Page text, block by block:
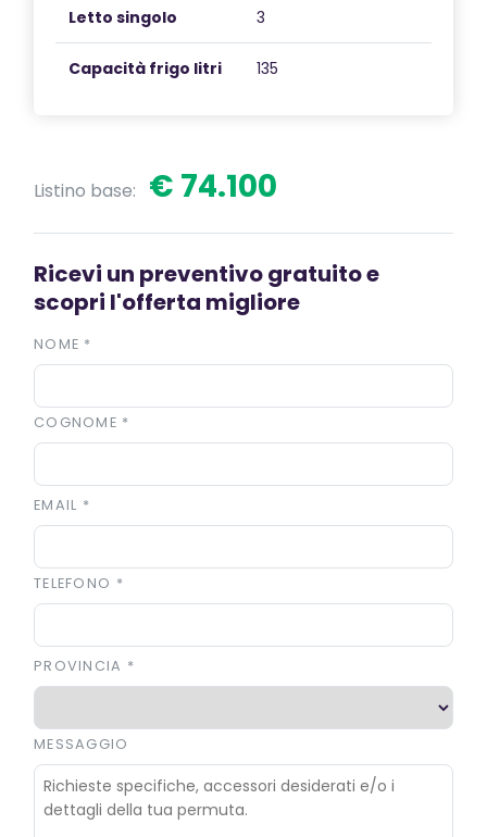
Letto singolo 3
Capacità frigo litri 135
Listino base: € 74.100
Ricevi un preventivo gratuito e
scopri l'offerta migliore
NOME *
COGNOME *
EMAIL *
TELEFONO *
PROVINCIA *
MESSAGGIO